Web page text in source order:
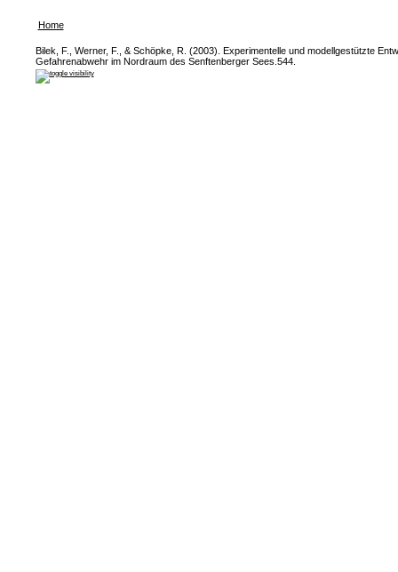
Home
Bilek, F., Werner, F., & Schöpke, R. (2003). Experimentelle und modellgestützte
Gefahrenabwehr im Nordraum des Senftenberger Sees.544.